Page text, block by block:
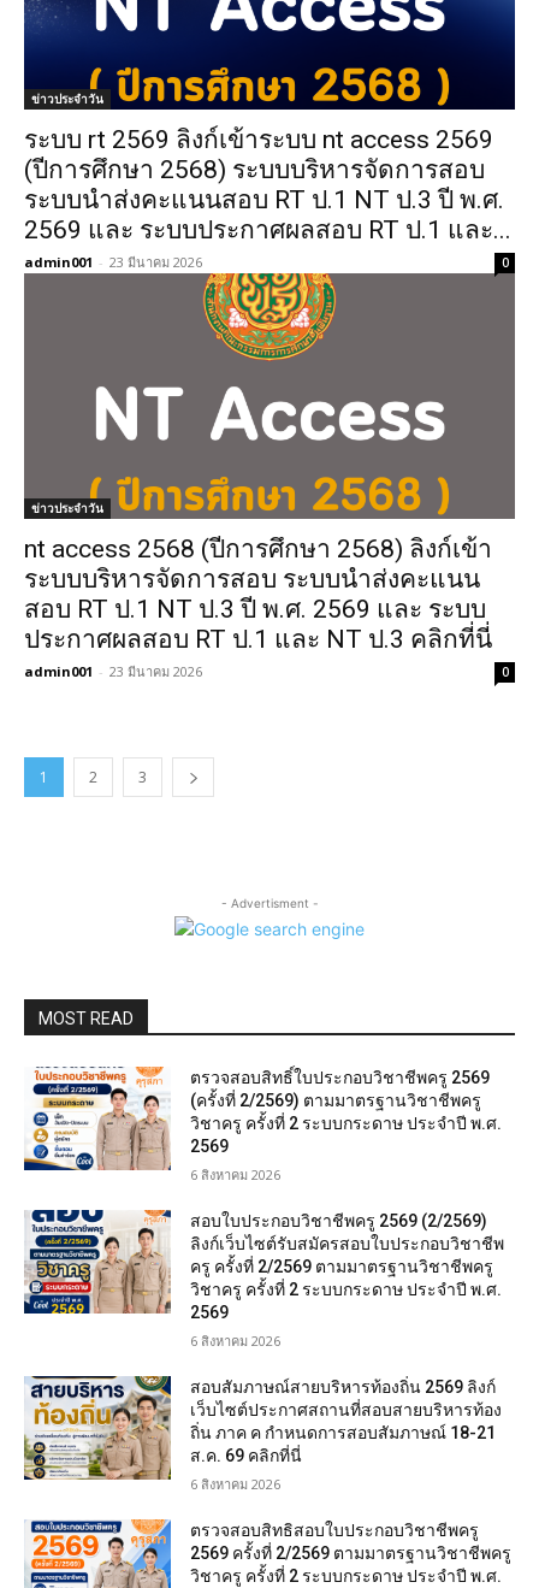
ข่าวประจำวัน
ระบบ rt 2569 ลิงก์เข้าระบบ nt access 2569
(ปีการศึกษา 2568) ระบบบริหารจัดการสอบ
ระบบนำส่งคะแนนสอบ RT ป.1 NT ป.3 ปี พ.ศ.
2569 และ ระบบประกาศผลสอบ RT ป.1 และ...
admin001 - 23 มีนาคม 2026 0
ข่าวประจำวัน
nt access 2568 (ปีการศึกษา 2568) ลิงก์เข้า
ระบบบริหารจัดการสอบ ระบบนำส่งคะแนน
สอบ RT ป.1 NT ป.3 ปี พ.ศ. 2569 และ ระบบ
ประกาศผลสอบ RT ป.1 และ NT ป.3 คลิกที่นี่
admin001 - 23 มีนาคม 2026 0
1 2 3
- Advertisment -
MOST READ
ตรวจสอบสิทธิ์ใบประกอบวิชาชีพครู 2569
(ครั้งที่ 2/2569) ตามมาตรฐานวิชาชีพครู
วิชาครู ครั้งที่ 2 ระบบกระดาษ ประจำปี พ.ศ.
2569
6 สิงหาคม 2026
สอบใบประกอบวิชาชีพครู 2569 (2/2569)
ลิงก์เว็บไซต์รับสมัครสอบใบประกอบวิชาชีพ
ครู ครั้งที่ 2/2569 ตามมาตรฐานวิชาชีพครู
วิชาครู ครั้งที่ 2 ระบบกระดาษ ประจำปี พ.ศ.
2569
6 สิงหาคม 2026
สอบสัมภาษณ์สายบริหารท้องถิ่น 2569 ลิงก์
เว็บไซต์ประกาศสถานที่สอบสายบริหารท้อง
ถิ่น ภาค ค กำหนดการสอบสัมภาษณ์ 18-21
ส.ค. 69 คลิกที่นี่
6 สิงหาคม 2026
ตรวจสอบสิทธิสอบใบประกอบวิชาชีพครู
2569 ครั้งที่ 2/2569 ตามมาตรฐานวิชาชีพครู
วิชาครู ครั้งที่ 2 ระบบกระดาษ ประจำปี พ.ศ.